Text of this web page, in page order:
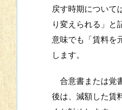
戻す時期について
り変えられる」と
意味でも「賃料を
します。
合意書または覚
後は、減額した賃